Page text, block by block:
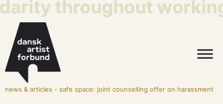
throughout
news & articles - safe space: joint counselling offer on harassment